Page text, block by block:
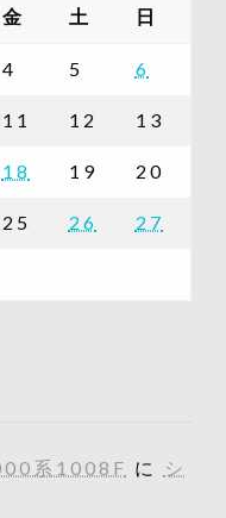
金 土 日
4 5 6
11 12 13
18 19 20
25 26 27
系1008F に
シ